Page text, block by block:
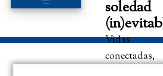
soledad
Vidas
conectadas,